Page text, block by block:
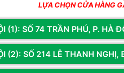
tôi để nhận thông tin
LỰA CHỌN CỬA HÀNG
(1): SỐ 74 TRẦN PHÚ, P. HÀ
(2): SỐ 214 LÊ THANH NGHỊ,